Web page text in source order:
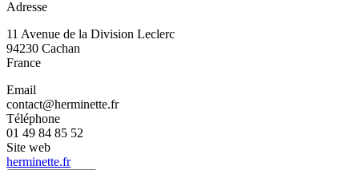
Adresse
11 Avenue de la Division Leclerc
94230 Cachan
France
Email
contact@herminette.fr
Téléphone
01 49 84 85 52
Site web
herminette.fr